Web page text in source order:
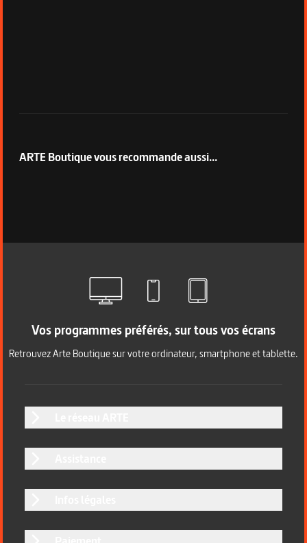
ARTE Boutique vous recommande aussi...
Vos programmes préférés, sur tous vos écrans
Retrouvez Arte Boutique sur votre ordinateur, smartphone et tablette.